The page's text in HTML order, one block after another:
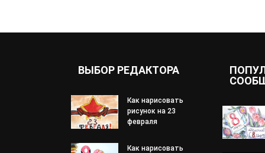
ВЫБОР РЕДАКТОРА
Как нарисовать
рисунок на 23
февраля
Как нарисовать